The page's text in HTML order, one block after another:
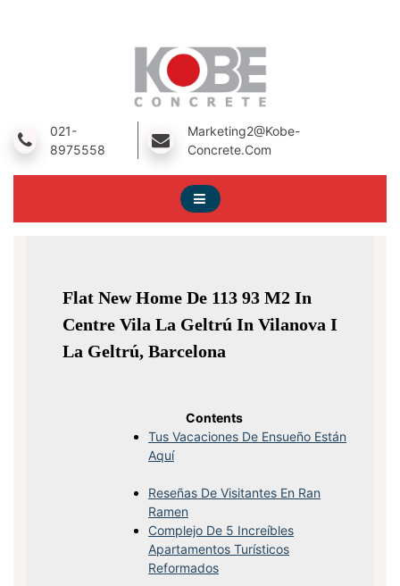
Kobe Concrete
A Prestressed Concrete Product Manufacturing Company
021-
8975558
Marketing2@kobe-
Concrete.com
Flat New Home De 113 93 M2 In
Centre Vila La Geltrú In Vilanova I
La Geltrú, Barcelona
Contents
Tus Vacaciones De Ensueño Están
Aquí
Reseñas De Visitantes En Ran
Ramen
Complejo De 5 Increíbles
Apartamentos Turísticos
Reformados